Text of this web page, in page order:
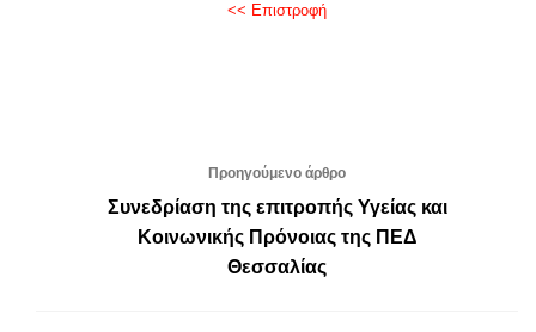
<< Επιστροφή
Προηγούμενο άρθρο
Συνεδρίαση της επιτροπής Υγείας και
Κοινωνικής Πρόνοιας της ΠΕΔ
Θεσσαλίας